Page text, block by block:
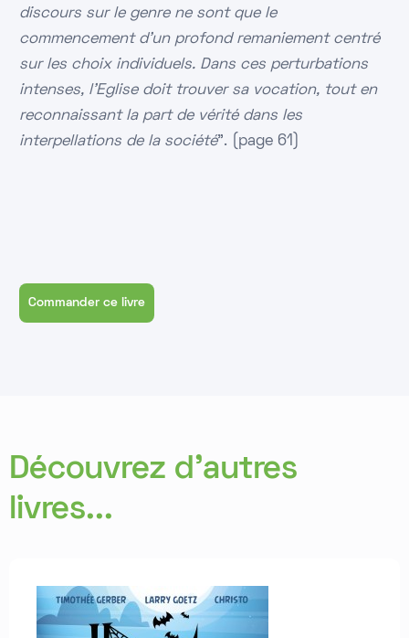
discours sur le genre ne sont que le
commencement d'un profond remaniement centré
sur les choix individuels. Dans ces perturbations
intenses, l'Eglise doit trouver sa vocation, tout en
reconnaissant la part de vérité dans les
interpellations de la société". (page 61)
Commander ce livre
Découvrez d'autres
livres...